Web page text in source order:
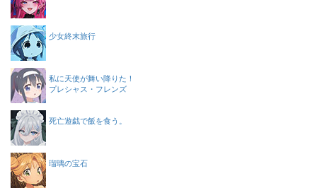
少女終末旅行
私に天使が舞い降りた！
プレシャス・フレンズ
死亡遊戯で飯を食う。
瑠璃の宝石